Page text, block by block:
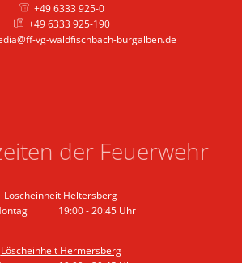
+49 6333 925-0
+49 6333 925-190
vg-waldfischbach-burgalben.de
der Feuerwehr
Löscheinheit Heltersberg
19:00-20:45 Uhr
Löscheinheit Hermersberg